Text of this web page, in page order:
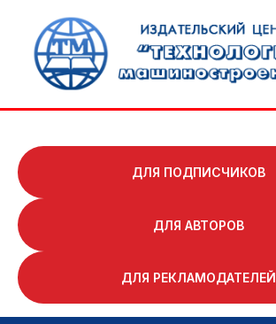
ДЛЯ ПОДПИСЧИКОВ
ДЛЯ АВТОРОВ
ДЛЯ РЕКЛАМОДАТЕЛЕЙ
ОБ ИЗДАТЕЛЬСТВЕ
НОВОСТИ
ТЕХНОЛОГИЯ МАШИНОСТРОЕНИЯ
СВАРОЧНОЕ ПРОИЗВОДСТВО
КНИГОИЗДАНИЕ